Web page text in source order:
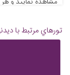
لوکس در پایتخت،
پالاس تهراناست.تورهاي مرتبط با